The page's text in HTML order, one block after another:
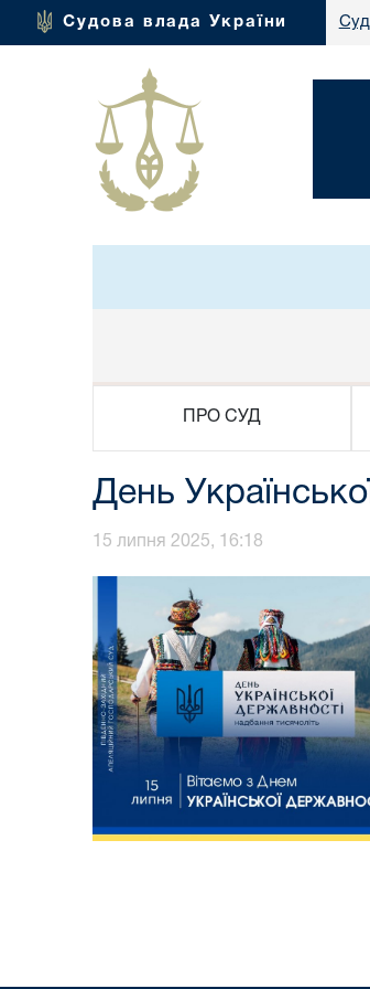
Судова влада України
ПРО СУД
День
15 липня 2025, 16:18